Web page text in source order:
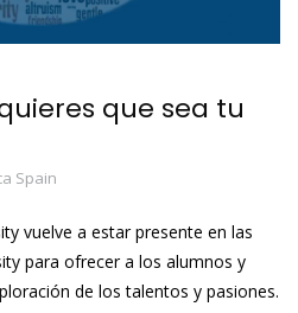
que sea tu
Spain
vuelve a estar presente en las
para ofrecer a los alumnos y
de los talentos y pasiones.